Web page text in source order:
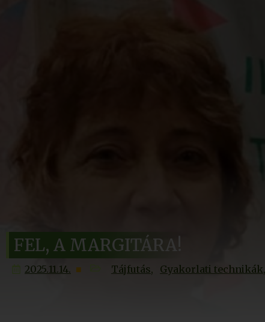
FEL, A MARGITÁRA!
2025.11.14. Tájfutás Gyakorlati technikák